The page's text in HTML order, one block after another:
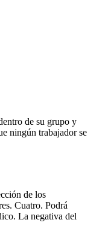
de su grupo y
ningún trabajador se
de los
Cuatro. Podrá
La negativa del